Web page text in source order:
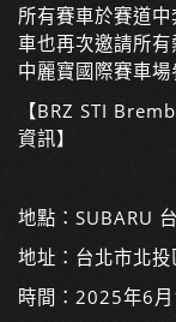
所有賽車於賽道
車也再次邀請所
中麗寶國際賽車
【BRZ STI
資訊】
地點：SUBARU
地址：台北市北
時間：2025年6月